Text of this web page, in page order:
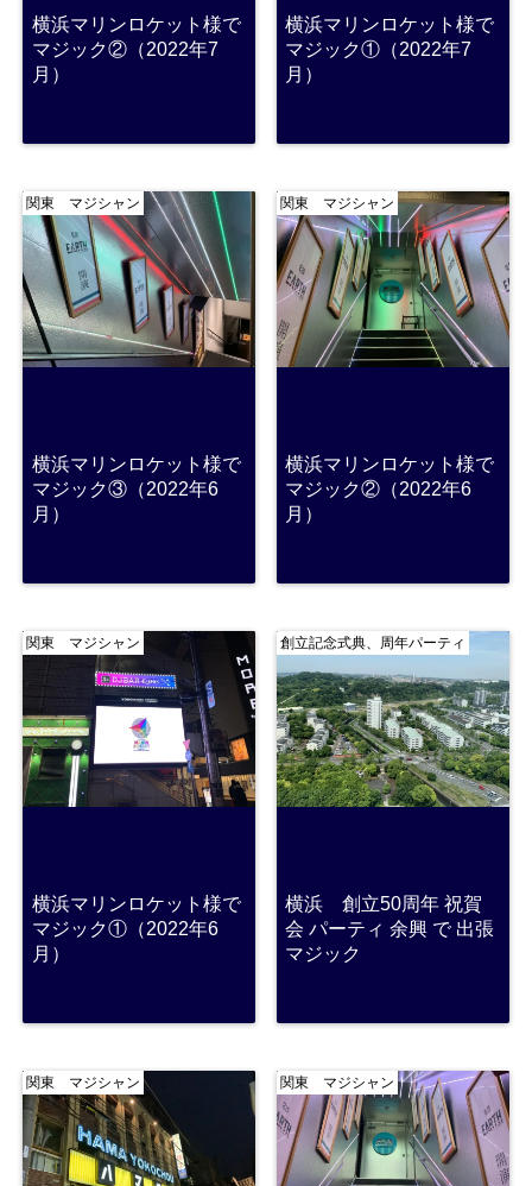
横浜マリンロケット様で
マジック②（2022年7
月）
横浜マリンロケット様で
マジック①（2022年7
月）
関東 マジシャン
横浜マリンロケット様で
マジック③（2022年6
月）
関東 マジシャン
横浜マリンロケット様で
マジック②（2022年6
月）
関東 マジシャン
横浜マリンロケット様で
マジック①（2022年6
月）
創立記念式典、周年パーティ
横浜 創立50周年 祝賀
会 パーティ 余興 で 出張
マジック
関東 マジシャン 関東 マジシャン